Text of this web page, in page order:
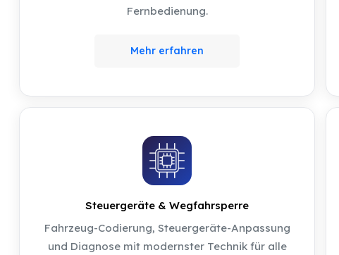
Fernbedienung.
Mehr erfahren
Steuergeräte & Wegfahrsperre
Fahrzeug-Codierung, Steuergeräte-Anpassung
und Diagnose mit modernster Technik für alle